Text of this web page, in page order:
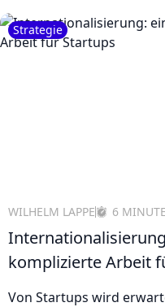
Strategie
WILHELM LAPPE 6
komplizierte Arbeit
Von Startups wird